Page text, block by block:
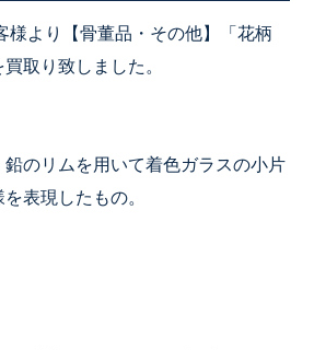
様より【骨董品・その他】「花柄
取り致しました。
のリムを用いて着色ガラスの小片
表現したもの。